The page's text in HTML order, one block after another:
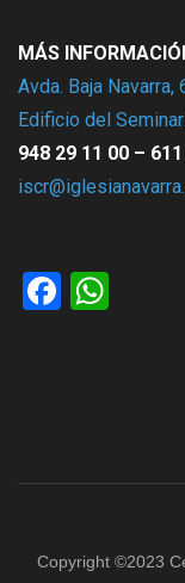
MÁS
Avda. Baja Navarra,
Edificio del
948 29 11 00 –
Copyright ©2023